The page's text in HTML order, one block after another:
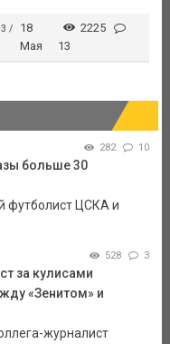
/
18
Мая
2225
13
282 10
больше 30
футболист ЦСКА и
528 3
за кулисами
«Зенитом» и
журналист